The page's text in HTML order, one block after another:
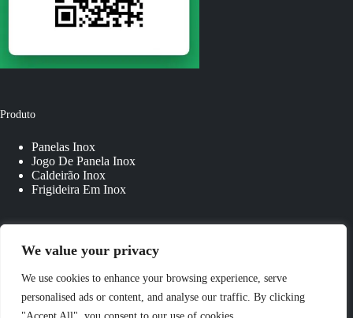
We value your privacy
We use cookies to enhance your browsing experience, serve
personalised ads or content, and analyse our traffic. By clicking
Produto
Panelas Inox
Jogo De Panela Inox
Caldeirão Inox
Frigideira Em Inox
Sobre Nós
Panelas Personalizadas